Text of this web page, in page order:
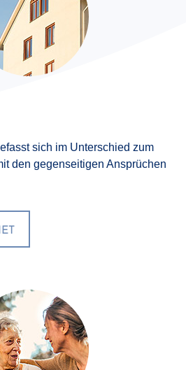
sich im Unterschied zum
den gegenseitigen Ansprüchen